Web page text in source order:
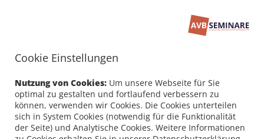
Cookie Einstellungen
Nutzung von Cookies: Um unsere Webseite für Sie
optimal zu gestalten und fortlaufend verbessern zu
können, verwenden wir Cookies. Die Cookies unterteilen
sich in System Cookies (notwendig für die Funktionalität
der Seite) und Analytische Cookies. Weitere Informationen
Seminarbuchung
PERSÖNLICHE DATEN /
RECHNUNGSANSCHRIFT
Firma